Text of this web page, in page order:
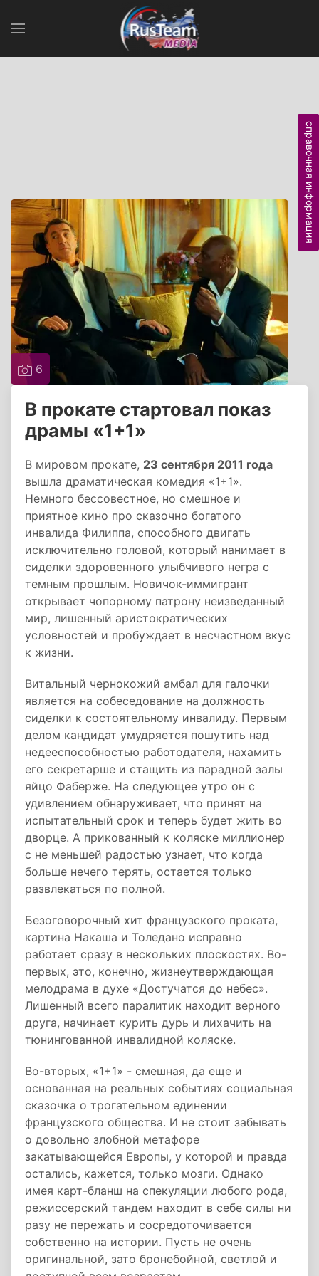
6
В прокате стартовал показ
драмы «1+1»
В мировом прокате, 23 сентября 2011 года
вышла драматическая комедия «1+1».
Немного бессовестное, но смешное и
приятное кино про сказочно богатого
инвалида Филиппа, способного двигать
исключительно головой, который нанимает в
сиделки здоровенного улыбчивого негра с
темным прошлым. Новичок-иммигрант
открывает чопорному патрону неизведанный
мир, лишенный аристократических
условностей и пробуждает в несчастном вкус
к жизни.
Витальный чернокожий амбал для галочки
является на собеседование на должность
сиделки к состоятельному инвалиду. Первым
делом кандидат умудряется пошутить над
недееспособностью работодателя, нахамить
его секретарше и стащить из парадной залы
яйцо Фаберже. На следующее утро он с
удивлением обнаруживает, что принят на
испытательный срок и теперь будет жить во
дворце. А прикованный к коляске миллионер
с не меньшей радостью узнает, что когда
больше нечего терять, остается только
развлекаться по полной.
Безоговорочный хит французского проката,
картина Накаша и Толедано исправно
работает сразу в нескольких плоскостях. Во-
первых, это, конечно, жизнеутверждающая
мелодрама в духе «Достучатся до небес».
Лишенный всего паралитик находит верного
друга, начинает курить дурь и лихачить на
тюнингованной инвалидной коляске.
Во-вторых, «1+1» - смешная, да еще и
основанная на реальных событиях социальная
сказочка о трогательном единении
французского общества. И не стоит забывать
о довольно злобной метафоре
закатывающейся Европы, у которой и правда
остались, кажется, только мозги. Однако
имея карт-бланш на спекуляции любого рода,
режиссерский тандем находит в себе силы ни
разу не пережать и сосредоточивается
собственно на истории. Пусть не очень
оригинальной, зато бронебойной, светлой и
справочная информация